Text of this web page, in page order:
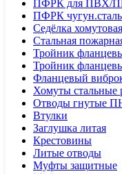
ПФРК для ПВХ/
ПФРК чугун.сталь
Седёлка
Стальная
Тройник
Тройник
Фланцевый
Хомуты стальные
Отводы гнутые
Втулки
Заглушка литая
Крестовины
Литые отводы
Муфты защитные